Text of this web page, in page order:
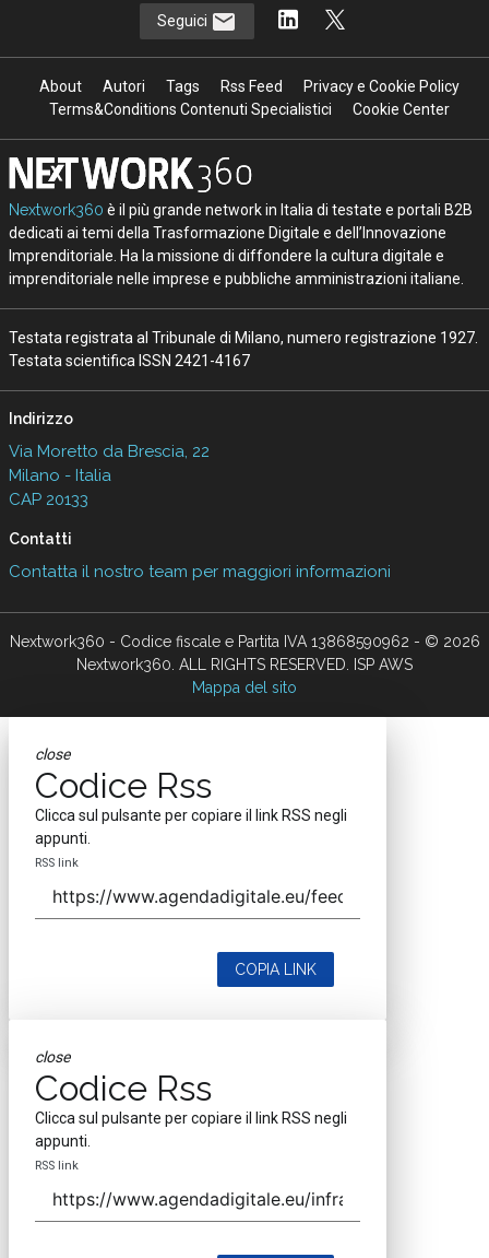
Seguici
About Autori Tags Rss Feed
Privacy e Cookie Policy
Terms&Conditions Contenuti Specialistici
Cookie Center
Nextwork360 è il più grande network in Italia di testate e portali B2B
dedicati ai temi della Trasformazione Digitale e dell’Innovazione
Imprenditoriale. Ha la missione di diffondere la cultura digitale e
imprenditoriale nelle imprese e pubbliche amministrazioni italiane.
Testata registrata al Tribunale di Milano, numero registrazione 1927.
Testata scientifica ISSN 2421-4167
Indirizzo
Via Moretto da Brescia, 22
Milano - Italia
CAP 20133
Contatti
Contatta il nostro team per maggiori informazioni
Nextwork360 - Codice fiscale e Partita IVA 13868590962 - © 2026
Nextwork360. ALL RIGHTS RESERVED. ISP AWS
Mappa del sito
close
Codice Rss
Clicca sul pulsante per copiare il link RSS negli
appunti.
RSS link
COPIA LINK
close
Codice Rss
Clicca sul pulsante per copiare il link RSS negli
appunti.
RSS link